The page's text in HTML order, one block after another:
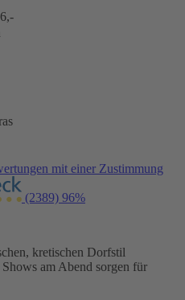
mit einer Zustimmung
(2389) 96%
kretischen Dorfstil
am Abend sorgen für